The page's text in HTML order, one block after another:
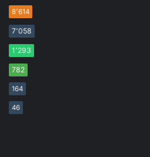
8٬614
7٬058
1٬293
782
164
46